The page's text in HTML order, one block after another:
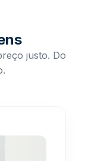
justo. Do